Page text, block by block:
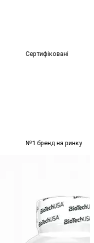
Сертифіковані
№1 бренд на ринку